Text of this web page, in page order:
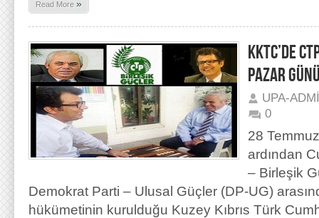
Read More »
KKTC’DE
PAZAR
UPA-
0
28
ardından
– Birleşik
Demokrat Parti – Ulusal Güçler (DP-UG)
hükümetinin kurulduğu Kuzey Kıbrıs Türk